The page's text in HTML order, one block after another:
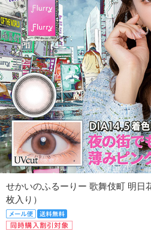
せかいのふるーりー 歌舞伎町 明日
枚入り）